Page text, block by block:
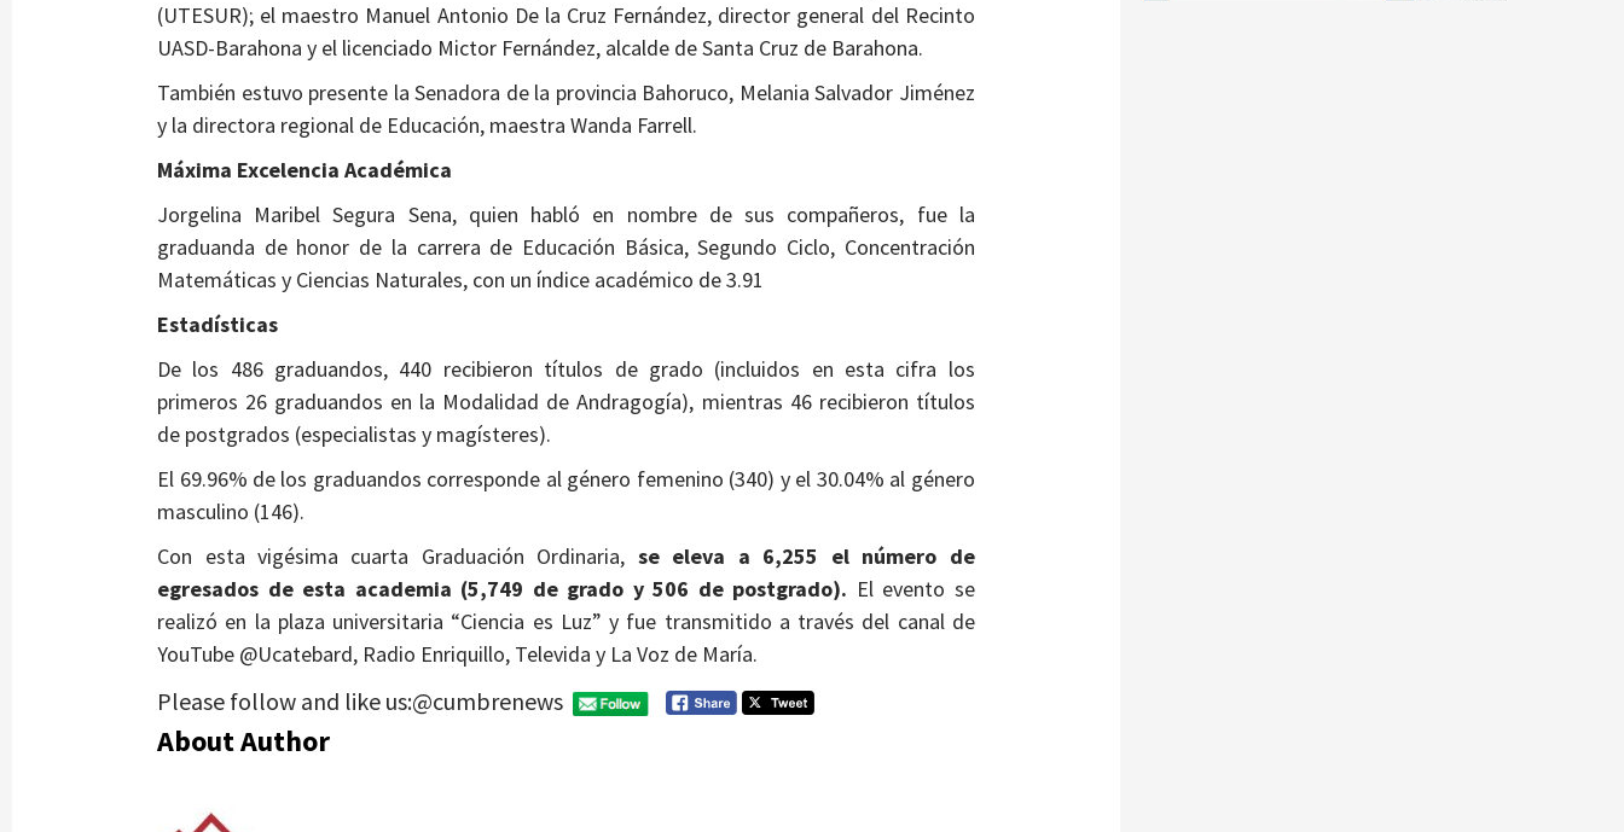
(UTESUR); el maestro Manuel Antonio De la Cruz Fernández, director general del Recinto
UASD-Barahona y el licenciado Mictor Fernández, alcalde de Santa Cruz de Barahona.
También estuvo presente la Senadora de la provincia Bahoruco, Melania Salvador Jiménez
y la directora regional de Educación, maestra Wanda Farrell.
Máxima Excelencia Académica
Jorgelina Maribel Segura Sena, quien habló en nombre de sus compañeros, fue la
graduanda de honor de la carrera de Educación Básica, Segundo Ciclo, Concentración
Matemáticas y Ciencias Naturales, con un índice académico de 3.91
Estadísticas
De los 486 graduandos, 440 recibieron títulos de grado (incluidos en esta cifra los
primeros 26 graduandos en la Modalidad de Andragogía), mientras 46 recibieron títulos
de postgrados (especialistas y magísteres).
El 69.96% de los graduandos corresponde al género femenino (340) y el 30.04% al género
masculino (146).
Con esta vigésima cuarta Graduación Ordinaria, se eleva a 6,255 el número de
egresados de esta academia (5,749 de grado y 506 de postgrado). El evento se
realizó en la plaza universitaria “Ciencia es Luz” y fue transmitido a través del canal de
YouTube @Ucatebard, Radio Enriquillo, Televida y La Voz de María.
Please follow and like us:@cumbrenews
About Author